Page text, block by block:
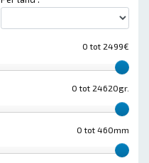
0 tot 2499€
0 tot 24620gr.
0 tot 460mm